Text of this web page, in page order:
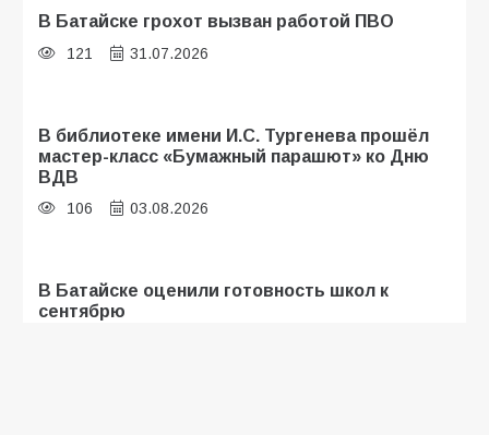
В Батайске грохот вызван работой ПВО
121 31.07.2026
В библиотеке имени И.С. Тургенева прошёл
мастер-класс «Бумажный парашют» ко Дню
ВДВ
106 03.08.2026
В Батайске оценили готовность школ к
сентябрю